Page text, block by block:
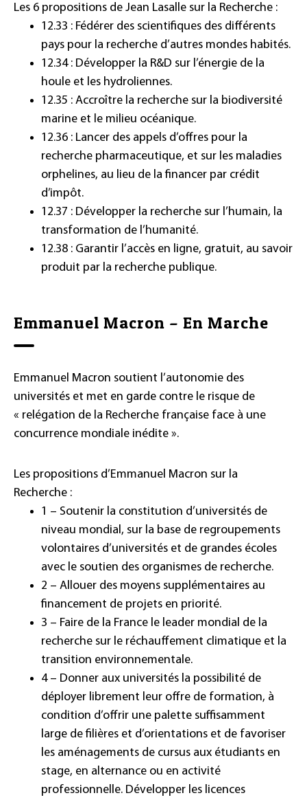
Les 6 propositions de Jean Lasalle sur la Recherche :
12.33 : Fédérer des scientifiques des différents
pays pour la recherche d’autres mondes habités.
12.34 : Développer la R&D sur l’énergie de la
houle et les hydroliennes.
12.35 : Accroître la recherche sur la biodiversité
marine et le milieu océanique.
12.36 : Lancer des appels d’offres pour la
recherche pharmaceutique, et sur les maladies
orphelines, au lieu de la financer par crédit
d’impôt.
12.37 : Développer la recherche sur l’humain, la
transformation de l’humanité.
12.38 : Garantir l’accès en ligne, gratuit, au savoir
produit par la recherche publique.
Emmanuel Macron – En Marche
Emmanuel Macron soutient l’autonomie des
universités et met en garde contre le risque de
« relégation de la Recherche française face à une
concurrence mondiale inédite ».
Les propositions d’Emmanuel Macron sur la
Recherche :
1 – Soutenir la constitution d’universités de
niveau mondial, sur la base de regroupements
volontaires d’universités et de grandes écoles
avec le soutien des organismes de recherche.
2 – Allouer des moyens supplémentaires au
financement de projets en priorité.
3 – Faire de la France le leader mondial de la
recherche sur le réchauffement climatique et la
transition environnementale.
4 – Donner aux universités la possibilité de
déployer librement leur offre de formation, à
condition d’offrir une palette suffisamment
large de filières et d’orientations et de favoriser
les aménagements de cursus aux étudiants en
stage, en alternance ou en activité
professionnelle. Développer les licences